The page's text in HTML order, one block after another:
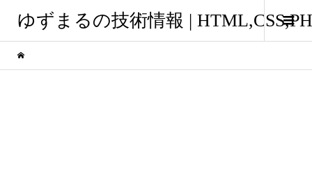
ゆずまるの技術情報 |